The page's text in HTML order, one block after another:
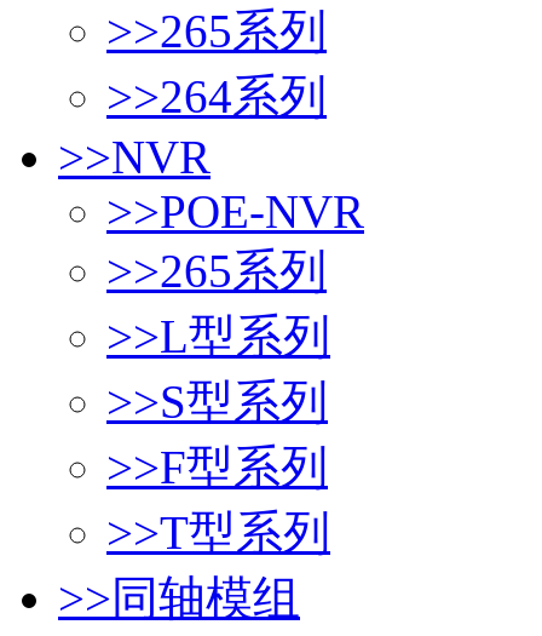
>>265系列
>>264系列
>>NVR
>>POE-NVR
>>265系列
>>L型系列
>>S型系列
>>F型系列
>>T型系列
>>同轴模组